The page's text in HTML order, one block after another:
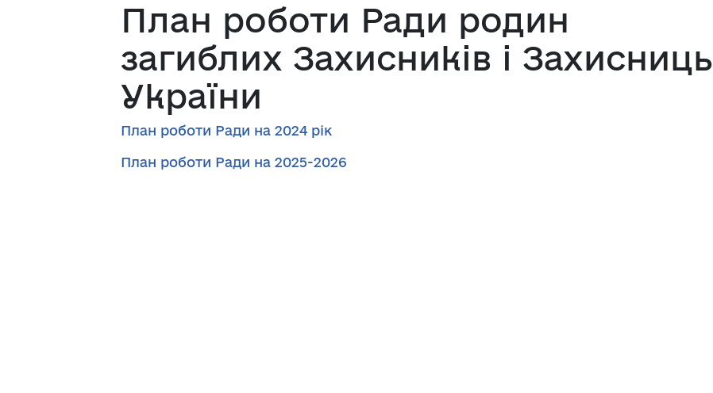
План роботи Ради родин
загиблих Захисників і Захисниць
України
План роботи Ради на 2024 рік
План роботи Ради на 2025-2026